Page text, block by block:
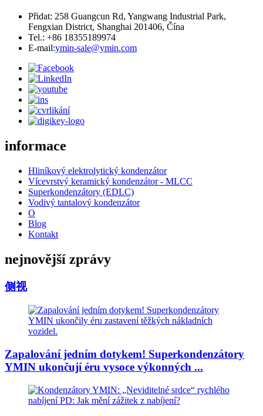
Přidat: 258 Guangcun Rd, Yangwang Industrial Park,
Fengxian District, Shanghai 201406, Čína
Tel.: +86 18355189974
E-mail:ymin-sale@ymin.com
informace
Hliníkový elektrolytický kondenzátor
Vícevrstvý keramický kondenzátor - MLCC
Superkondenzátory (EDLC)
Vodivý tantalový kondenzátor
O
Blog
Kontakt
nejnovější zprávy
侧视
Zapalování jedním dotykem! Superkondenzátory
YMIN ukončují éru vysoce výkonných ...